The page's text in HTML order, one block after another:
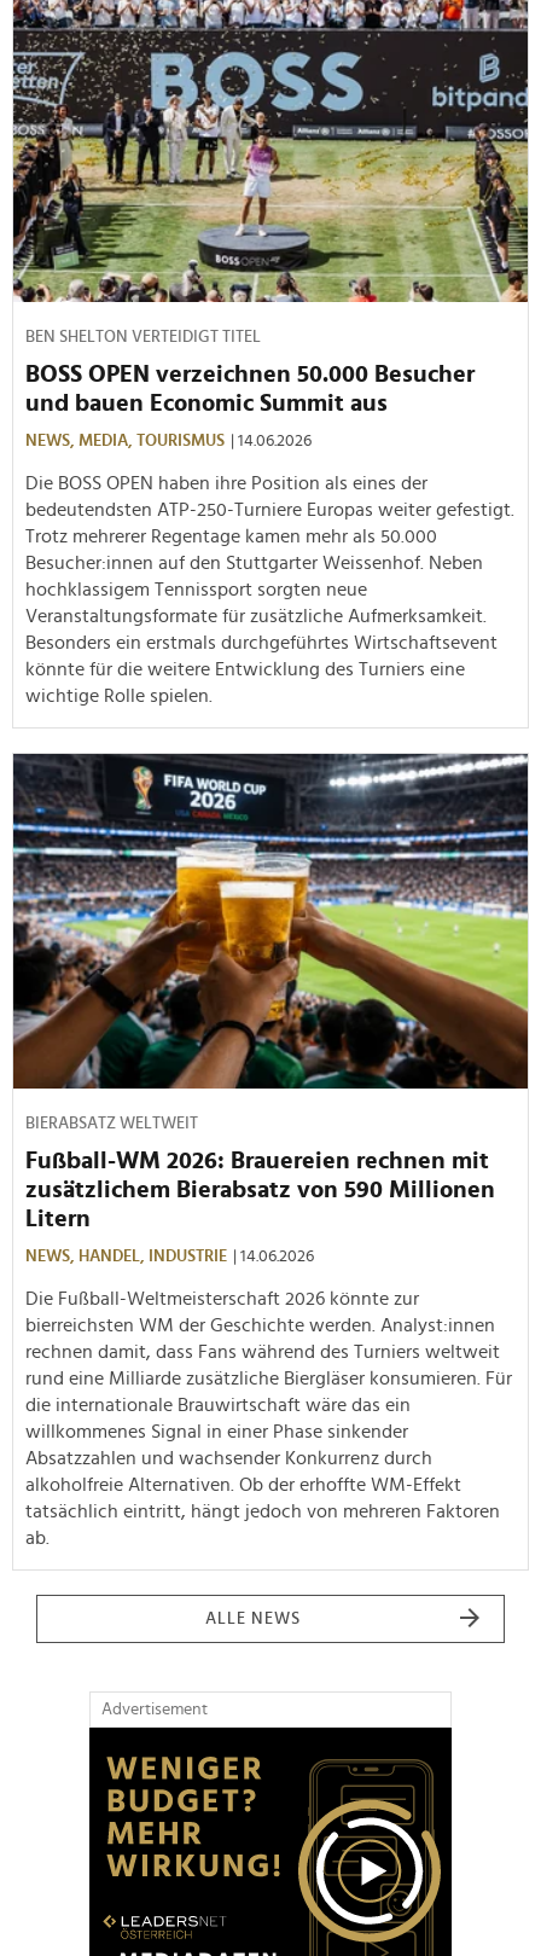
BEN SHELTON VERTEIDIGT TITEL
BOSS OPEN verzeichnen 50.000 Besucher
und bauen Economic Summit aus
NEWS, MEDIA, TOURISMUS | 14.06.2026
Die BOSS OPEN haben ihre Position als eines der
bedeutendsten ATP-250-Turniere Europas weiter gefestigt.
Trotz mehrerer Regentage kamen mehr als 50.000
Besucher:innen auf den Stuttgarter Weissenhof. Neben
hochklassigem Tennissport sorgten neue
Veranstaltungsformate für zusätzliche Aufmerksamkeit.
Besonders ein erstmals durchgeführtes Wirtschaftsevent
könnte für die weitere Entwicklung des Turniers eine
wichtige Rolle spielen.
BIERABSATZ WELTWEIT
Fußball-WM 2026: Brauereien rechnen mit
zusätzlichem Bierabsatz von 590 Millionen
Litern
NEWS, HANDEL, INDUSTRIE | 14.06.2026
Die Fußball-Weltmeisterschaft 2026 könnte zur
bierreichsten WM der Geschichte werden. Analyst:innen
rechnen damit, dass Fans während des Turniers weltweit
rund eine Milliarde zusätzliche Biergläser konsumieren. Für
die internationale Brauwirtschaft wäre das ein
willkommenes Signal in einer Phase sinkender
Absatzzahlen und wachsender Konkurrenz durch
alkoholfreie Alternativen. Ob der erhoffte WM-Effekt
tatsächlich eintritt, hängt jedoch von mehreren Faktoren
ab.
ALLE NEWS
Advertisement